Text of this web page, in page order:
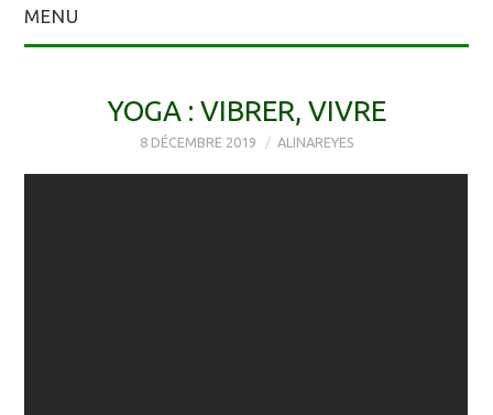
MENU
YOGA : VIBRER, VIVRE
8 DÉCEMBRE 2019 ALINAREYES